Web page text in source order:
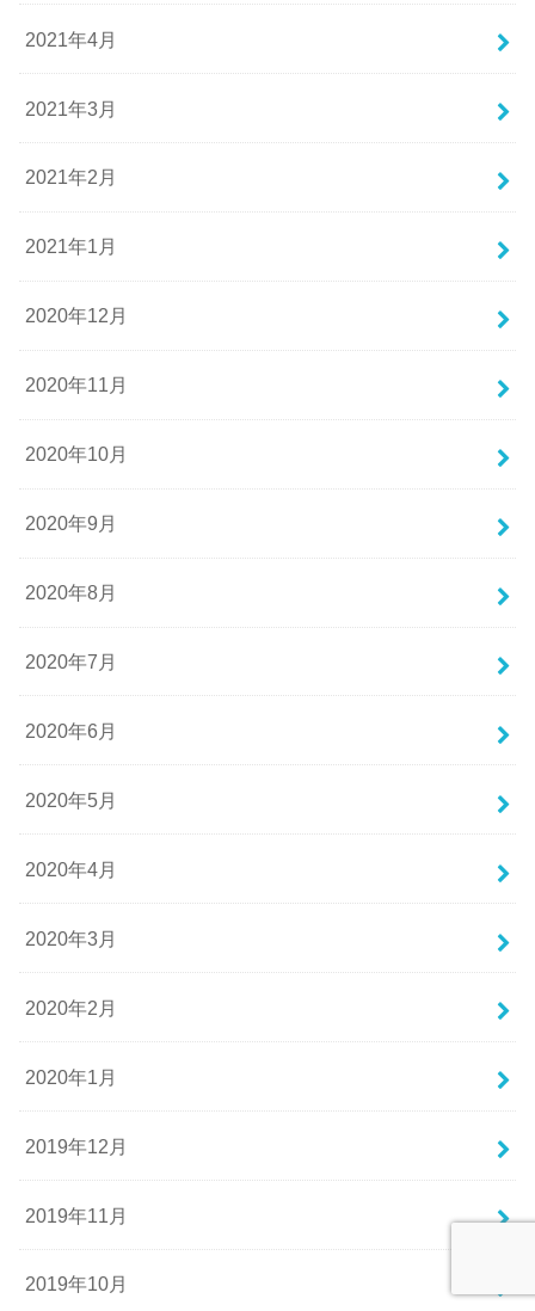
2021年4月
2021年3月
2021年2月
2021年1月
2020年12月
2020年11月
2020年10月
2020年9月
2020年8月
2020年7月
2020年6月
2020年5月
2020年4月
2020年3月
2020年2月
2020年1月
2019年12月
2019年11月
2019年10月